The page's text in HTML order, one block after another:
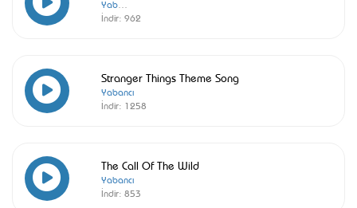
İndir: 962
Stranger Things Theme Song
Yabancı
İndir: 1258
The Call Of The Wild
Yabancı
İndir: 853